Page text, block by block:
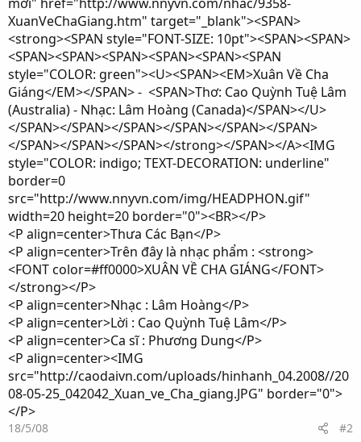
XuanVeChaGiang.htm" target="_blank"><SPAN>
<strong><SPAN style="FONT-SIZE: 10pt"><SPAN><SPAN>
<SPAN><SPAN><SPAN><SPAN><SPAN><SPAN
style="COLOR: green"><U><SPAN><EM>Xuân Về Cha
Giáng</EM></SPAN> - <SPAN>Thơ: Cao Quỳnh Tuệ Lâm
(Australia) - Nhạc: Lâm Hoàng (Canada)</SPAN></U>
</SPAN></SPAN></SPAN></SPAN></SPAN></SPAN>
</SPAN></SPAN></SPAN></strong></SPAN></A><IMG
style="COLOR: indigo; TEXT-DECORATION: underline"
border=0
src="http://www.nnyvn.com/img/HEADPHON.gif"
width=20 height=20 border="0"><BR></P>
<P align=center>Thưa Các Bạn</P>
<P align=center>Trên đây là nhạc phẩm : <strong>
<FONT color=#ff0000>XUÂN VỀ CHA GIÁNG</FONT>
</strong></P>
<P align=center>Nhạc : Lâm Hoàng</P>
<P align=center>Lời : Cao Quỳnh Tuệ Lâm</P>
<P align=center>Ca sĩ : Phương Dung</P>
<P align=center><IMG
src="http://caodaivn.com/uploads/hinhanh_04.2008//20
08-05-25_042042_Xuan_ve_Cha_giang.JPG" border="0">
</P>
18/5/08 #2